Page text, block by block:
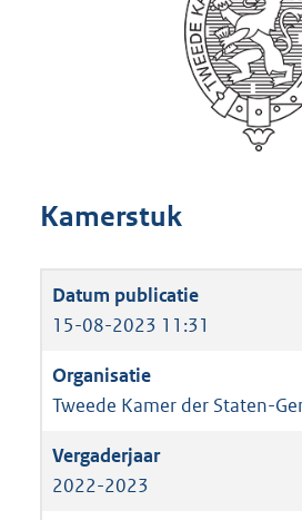
Kamerstuk
15-08-2023 11:31
Tweede Kamer der Staten-
2022-2023